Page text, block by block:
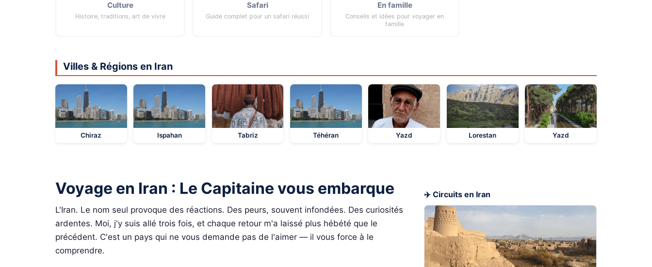
Culture
Histoire, traditions, art de vivre
Safari
Guide complet pour un safari réussi
En famille
Conseils et idées pour voyager en
famille
Villes & Régions en Iran
Chiraz Ispahan Tabriz Téhéran Yazd Lorestan Yazd
Voyage en Iran : Le Capitaine vous embarque
L'Iran. Le nom seul provoque des réactions. Des peurs, souvent infondées. Des curiosités
ardentes. Moi, j'y suis allé trois fois, et chaque retour m'a laissé plus hébété que le
précédent. C'est un pays qui ne vous demande pas de l'aimer — il vous force à le
comprendre.
✈️ Circuits en Iran